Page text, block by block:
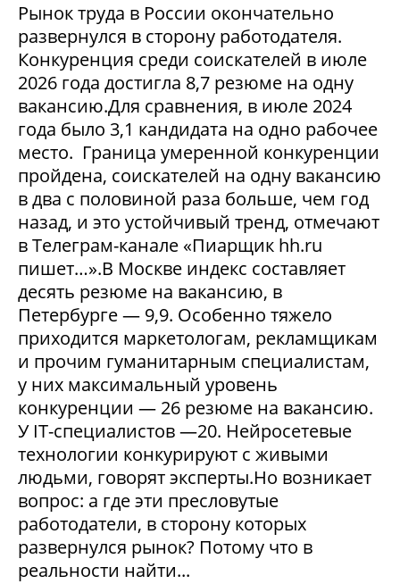
Рынок труда в России окончательно
развернулся в сторону работодателя.
Конкуренция среди соискателей в июле
2026 года достигла 8,7 резюме на одну
вакансию.Для сравнения, в июле 2024
года было 3,1 кандидата на одно рабочее
место. Граница умеренной конкуренции
пройдена, соискателей на одну вакансию
в два с половиной раза больше, чем год
назад, и это устойчивый тренд, отмечают
в Телеграм-канале «Пиарщик hh.ru
пишет…».В Москве индекс составляет
десять резюме на вакансию, в
Петербурге — 9,9. Особенно тяжело
приходится маркетологам, рекламщикам
и прочим гуманитарным специалистам,
у них максимальный уровень
конкуренции — 26 резюме на вакансию.
У IT-специалистов —20. Нейросетевые
технологии конкурируют с живыми
людьми, говорят эксперты.Но возникает
вопрос: а где эти пресловутые
работодатели, в сторону которых
развернулся рынок? Потому что в
реальности найти...